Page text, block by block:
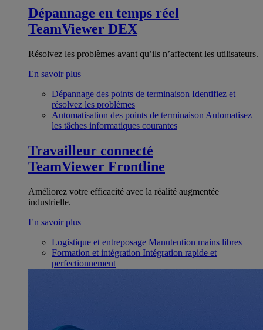
Dépannage en temps réel
TeamViewer DEX
Résolvez les problèmes avant qu’ils n’affectent les utilisateurs.
En savoir plus
Dépannage des points de terminaison Identifiez et
résolvez les problèmes
Automatisation des points de terminaison Automatisez
les tâches informatiques courantes
Travailleur connecté
TeamViewer Frontline
Améliorez votre efficacité avec la réalité augmentée
industrielle.
En savoir plus
Logistique et entreposage Manutention mains libres
Formation et intégration Intégration rapide et
perfectionnement